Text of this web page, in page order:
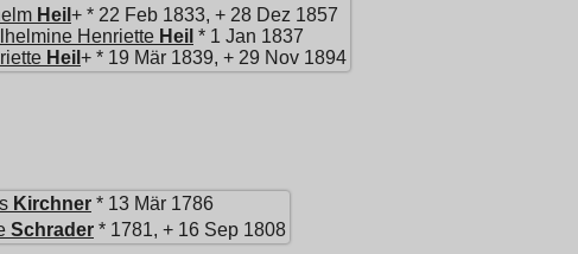
Heil + * 22 Feb 1833, + 28 Dez 1857
Henriette Heil * 1 Jan 1837
Heil + * 19 Mär 1839, + 29 Nov 1894
Kirchner * 13 Mär 1786
Schrader * 1781, + 16 Sep 1808